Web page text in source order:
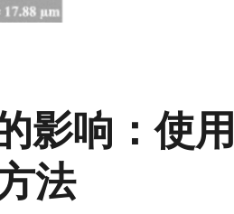
影响：使用
法